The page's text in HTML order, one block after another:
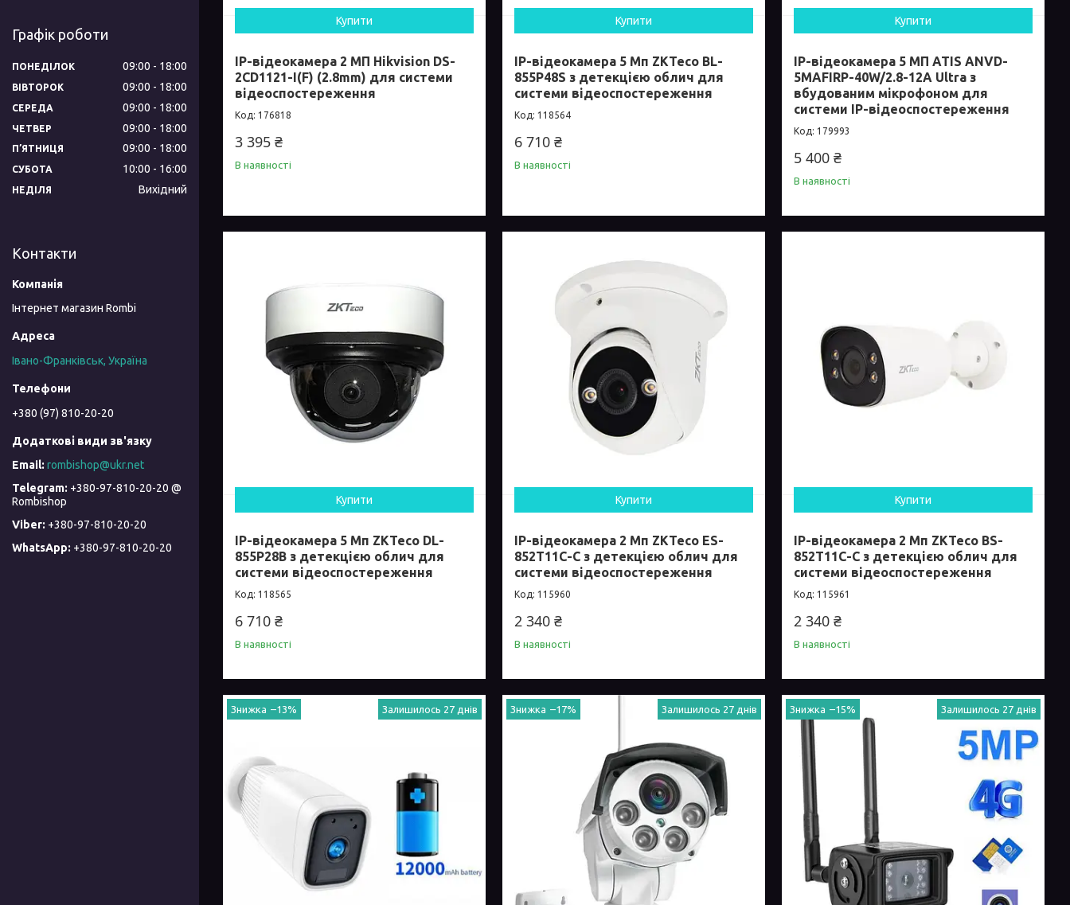
Купити
IP-відеокамера 2 МП Hikvision DS-
2CD1121-I(F) (2.8mm) для системи
відеоспостереження
176818
3 395 ₴
В наявності
Купити
IP-відеокамера 5 Мп ZKTeco BL-
855P48S з детекцією облич для
системи відеоспостереження
118564
6 710 ₴
В наявності
Купити
IP-відеокамера 5 МП ATIS ANVD-
5MAFIRP-40W/2.8-12A Ultra з
вбудованим мікрофоном для
системи IP-відеоспостереження
179993
5 400 ₴
В наявності
Купити
IP-відеокамера 5 Мп ZKTeco DL-
855P28B з детекцією облич для
системи відеоспостереження
118565
6 710 ₴
В наявності
Купити
IP-відеокамера 2 Мп ZKTeco ES-
852T11C-C з детекцією облич для
системи відеоспостереження
115960
2 340 ₴
В наявності
Купити
IP-відеокамера 2 Мп ZKTeco BS-
852T11C-C з детекцією облич для
системи відеоспостереження
115961
2 340 ₴
В наявності
–13% Залишилось 27 днів –17% Залишилось 27 днів –15% Залишилось 27 днів
Графік роботи
ПОНЕДІЛОК 09:00 18:00
ВІВТОРОК 09:00 18:00
СЕРЕДА 09:00 18:00
ЧЕТВЕР 09:00 18:00
ПʼЯТНИЦЯ 09:00 18:00
СУБОТА 10:00 16:00
НЕДІЛЯ Вихідний
Контакти
Інтернет магазин Rombi
Івано-Франківськ, Україна
+380 (97) 810-20-20
rombishop@ukr.net
+380-97-810-20-20 @
Rombishop
+380-97-810-20-20
+380-97-810-20-20